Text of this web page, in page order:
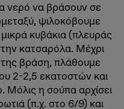
νερό να βράσουν σε
ψιλοκόβουμε
κυβάκια (πλευράς
κατσαρόλα. Μέχρι
βράση, πλάθουμε
2-2,5 εκατοστών και
Μόλις η σούπα αρχίσει
(π.χ. στο 6/9) και